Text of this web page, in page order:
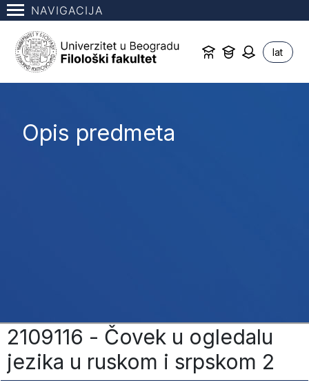
NAVIGACIJA
lat
Opis predmeta
2109116 - Čovek u ogledalu
jezika u ruskom i srpskom 2